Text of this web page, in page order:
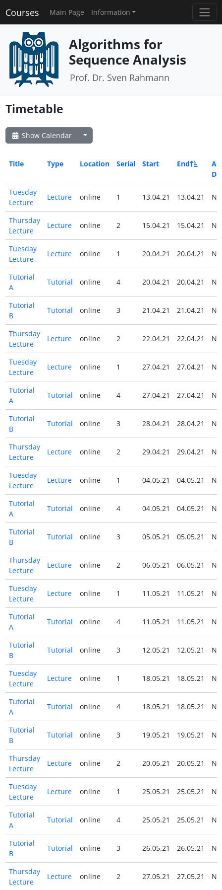
Courses Main Page Information
Algorithms for
Sequence Analysis
Prof. Dr. Sven Rahmann
Timetable
Show Calendar
Title Type Location Serial Start End
All
Tuesday
Lecture
Lecture online 1 13.04.21 13.04.21
Thursday
Lecture
Lecture online 2 15.04.21 15.04.21
Tuesday
Lecture
Lecture online 1 20.04.21 20.04.21
Tutorial
A
Tutorial online 4 20.04.21 20.04.21
Tutorial
B
Tutorial online 3 21.04.21 21.04.21
Thursday
Lecture
Lecture online 2 22.04.21 22.04.21
Tuesday
Lecture
Lecture online 1 27.04.21 27.04.21
Tutorial
A
Tutorial online 4 27.04.21 27.04.21
Tutorial
B
Tutorial online 3 28.04.21 28.04.21
Thursday
Lecture
Lecture online 2 29.04.21 29.04.21
Tuesday
Lecture
Lecture online 1 04.05.21 04.05.21
Tutorial
A
Tutorial online 4 04.05.21 04.05.21
Tutorial
B
Tutorial online 3 05.05.21 05.05.21
Thursday
Lecture
Lecture online 2 06.05.21 06.05.21
Tuesday
Lecture
Lecture online 1 11.05.21 11.05.21
Tutorial
A
Tutorial online 4 11.05.21 11.05.21
Tutorial
B
Tutorial online 3 12.05.21 12.05.21
Tuesday
Lecture
Lecture online 1 18.05.21 18.05.21
Tutorial
A
Tutorial online 4 18.05.21 18.05.21
Tutorial
B
Tutorial online 3 19.05.21 19.05.21
Thursday
Lecture
Lecture online 2 20.05.21 20.05.21
Tuesday
Lecture
Lecture online 1 25.05.21 25.05.21
Tutorial
A
Tutorial online 4 25.05.21 25.05.21
Tutorial
B
Tutorial online 3 26.05.21 26.05.21
Thursday
Lecture
Lecture online 2 27.05.21 27.05.21